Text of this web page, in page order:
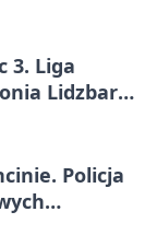
3. Liga
Lidzbark
Policja